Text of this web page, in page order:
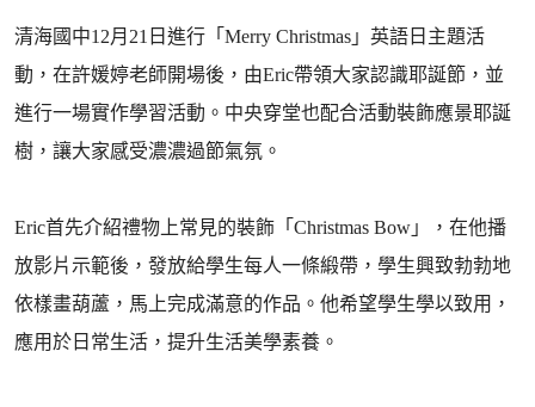
清海國中12月21日進行「Merry Christmas」英語日主題活
動，在許媛婷老師開場後，由Eric帶領大家認識耶誕節，並
進行一場實作學習活動。中央穿堂也配合活動裝飾應景耶誕
樹，讓大家感受濃濃過節氣氛。
Eric首先介紹禮物上常見的裝飾「Christmas Bow」，在他播
放影片示範後，發放給學生每人一條緞帶，學生興致勃勃地
依樣畫葫蘆，馬上完成滿意的作品。他希望學生學以致用，
應用於日常生活，提升生活美學素養。